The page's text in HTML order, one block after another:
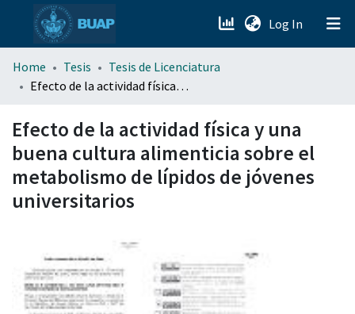
Log In (current)
menu.section.about_menu
Home Tesis
Tesis de Licenciatura
Efecto de la actividad física y una buena cultura alimenticia sobre el metabolismo de lípidos de jóvenes universitarios
Efecto de la actividad física y una
buena cultura alimenticia sobre el
metabolismo de lípidos de jóvenes
universitarios